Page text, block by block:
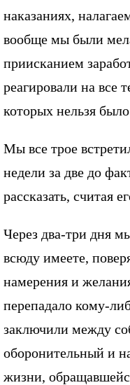
наказаниях,
вообще мы были
приисканием
реагировали на все
которых нельзя
Мы все трое
недели за две до
рассказать, считая
Через два-три дня
всюду имеете,
намерения и
перепадало кому-
заключили между
оборонительный и
жизни,